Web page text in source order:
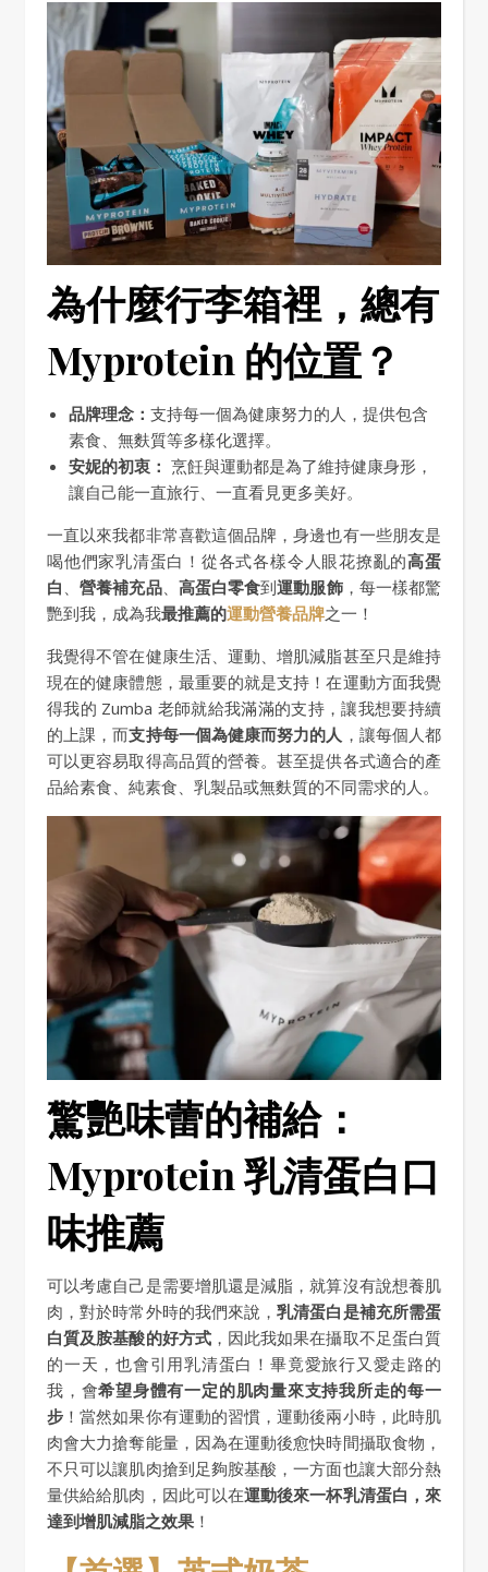
為什麼行李箱裡，總有
Myprotein 的位置？
品牌理念： 支持每一個為健康努力的人，提供包含
素食、無麩質等多樣化選擇。
安妮的初衷： 烹飪與運動都是為了維持健康身形，
讓自己能一直旅行、一直看見更多美好。
一直以來我都非常喜歡這個品牌，身邊也有一些朋友是
喝他們家乳清蛋白！從各式各樣令人眼花撩亂的高蛋
白 、營養補充品、 高蛋白零食到運動服飾，每一樣都驚
艷到我，成為我最推薦的運動營養品牌之一！
我覺得不管在健康生活、運動、增肌減脂甚至只是維持
現在的健康體態，最重要的就是支持！在運動方面我覺
得我的 Zumba 老師就給我滿滿的支持，讓我想要持續
的上課，而支持每一個為健康而努力的人 ，讓每個人都
可以更容易取得高品質的營養。甚至提供各式適合的產
品給素食、純素食、乳製品或無麩質的不同需求的人。
驚艷味蕾的補給：
Myprotein 乳清蛋白口
味推薦
可以考慮自己是需要增肌還是減脂，就算沒有說想養肌
肉，對於時常外時的我們來說，乳清蛋白是補充所需蛋
白質及胺基酸的好方式，因此我如果在攝取不足蛋白質
的一天，也會引用乳清蛋白！畢竟愛旅行又愛走路的
我，會希望身體有一定的肌肉量來支持我所走的每一
步 ！當然如果你有運動的習慣，運動後兩小時，此時肌
肉會大力搶奪能量，因為在運動後愈快時間攝取食物，
不只可以讓肌肉搶到足夠胺基酸，一方面也讓大部分熱
量供給給肌肉，因此可以在運動後來一杯乳清蛋白，來
達到增肌減脂之效果 ！